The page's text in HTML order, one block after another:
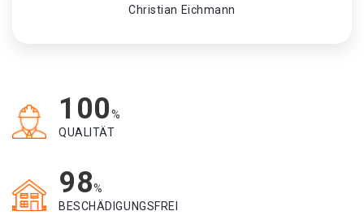
Christian Eichmann
100%
QUALITÄT
98%
BESCHÄDIGUNGSFREI